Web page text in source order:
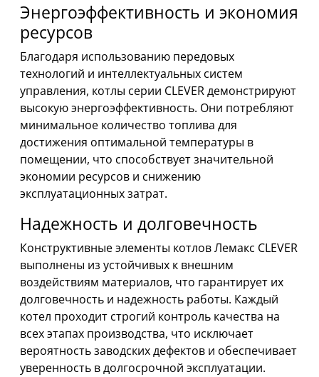
Энергоэффективность и экономия
ресурсов
Благодаря использованию передовых
технологий и интеллектуальных систем
управления, котлы серии CLEVER демонстрируют
высокую энергоэффективность. Они потребляют
минимальное количество топлива для
достижения оптимальной температуры в
помещении, что способствует значительной
экономии ресурсов и снижению
эксплуатационных затрат.
Надежность и долговечность
Конструктивные элементы котлов Лемакс CLEVER
выполнены из устойчивых к внешним
воздействиям материалов, что гарантирует их
долговечность и надежность работы. Каждый
котел проходит строгий контроль качества на
всех этапах производства, что исключает
вероятность заводских дефектов и обеспечивает
уверенность в долгосрочной эксплуатации.